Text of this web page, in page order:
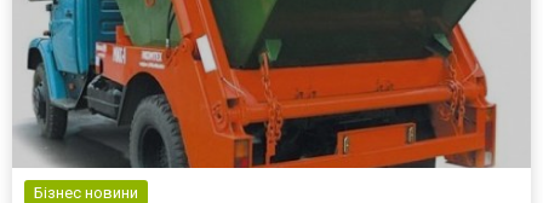
Бізнес новини